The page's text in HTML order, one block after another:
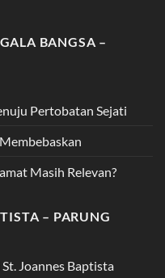
BANGSA –
Pertobatan Sejati
Masih Relevan?
– PARUNG
Joannes Baptista